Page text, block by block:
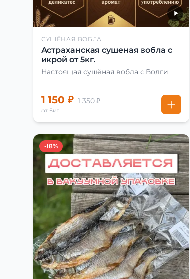
СУШЁНАЯ ВОБЛА
Астраханская сушеная вобла с
икрой от 5кг.
Настоящая сушёная вобла с Волги
1 150 ₽ 1 350 ₽
от 5кг
-18%